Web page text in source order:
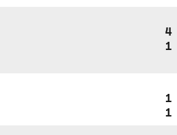
4
1
1
1